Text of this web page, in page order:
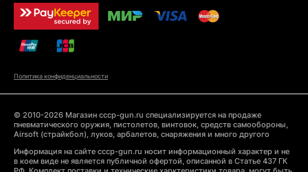
Политика конфиденциальности
© 2010-2026 Магазин cccp-gun.ru специализируется на продаже
пневматического оружия, пистолетов, винтовок, средств самообороны,
Airsoft (страйкбол), луков, арбалетов, снаряжения и много другого
Информация на сайте cccp-gun.ru носит информационный характер и не
в коем виде не является публичной офертой, описанной в Статье 437 ГК